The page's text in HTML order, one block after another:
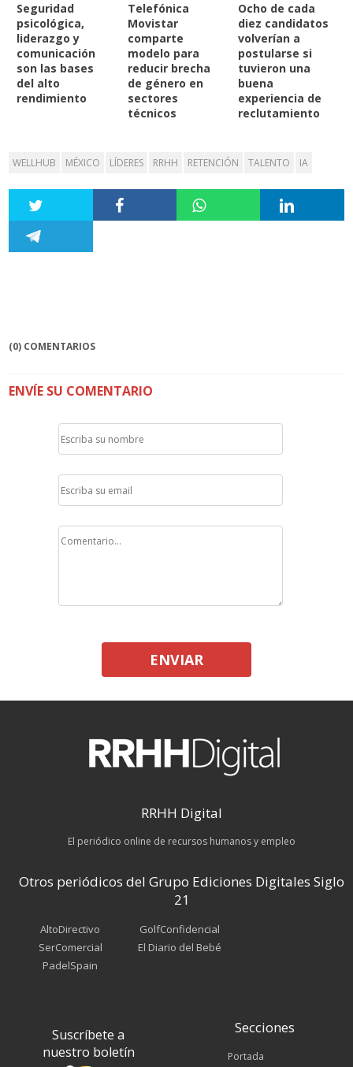
Seguridad
psicológica,
liderazgo y
comunicación
son las bases
del alto
rendimiento
Telefónica
Movistar
comparte
modelo para
reducir brecha
de género en
sectores
técnicos
Ocho de cada
diez candidatos
volverían a
postularse si
tuvieron una
buena
experiencia de
reclutamiento
WELLHUB MÉXICO LÍDERES RRHH RETENCIÓN TALENTO IA
(0) COMENTARIOS
ENVÍE SU COMENTARIO
ENVIAR
RRHH Digital
El periódico online de recursos humanos y empleo
Otros periódicos del Grupo Ediciones Digitales Siglo
21
AltoDirectivo
SerComercial
PadelSpain
GolfConfidencial
El Diario del Bebé
Suscríbete a
nuestro boletín
Secciones
Portada